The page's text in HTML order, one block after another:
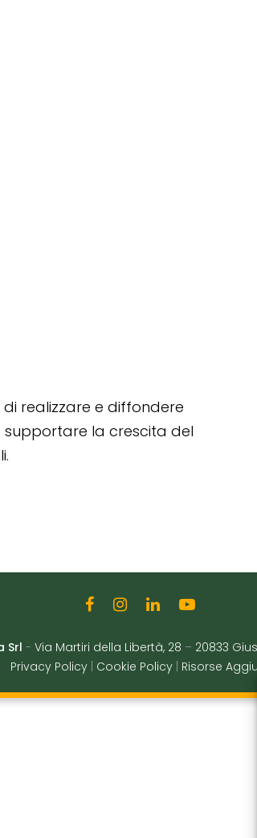
realizzare e diffondere
la crescita del
Srl - Via Martiri della Libertà, 28 – 20833
Privacy Policy
Cookie Policy Risorse